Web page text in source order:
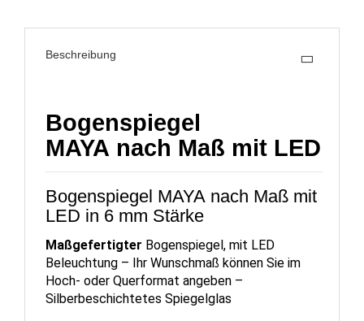
Beschreibung
Bogenspiegel
MAYA nach Maß mit LED
Bogenspiegel MAYA nach Maß mit
LED in 6 mm Stärke
Maßgefertigter Bogenspiegel, mit LED
Beleuchtung – Ihr Wunschmaß können Sie im
Hoch- oder Querformat angeben –
Silberbeschichtetes Spiegelglas